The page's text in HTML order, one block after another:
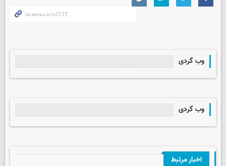
وب گردی
وب گردی
اخبار مرتبط